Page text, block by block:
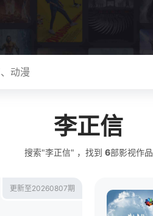
李正信
搜索"李正信" ，找到 6部影视作品
更新至20260807期